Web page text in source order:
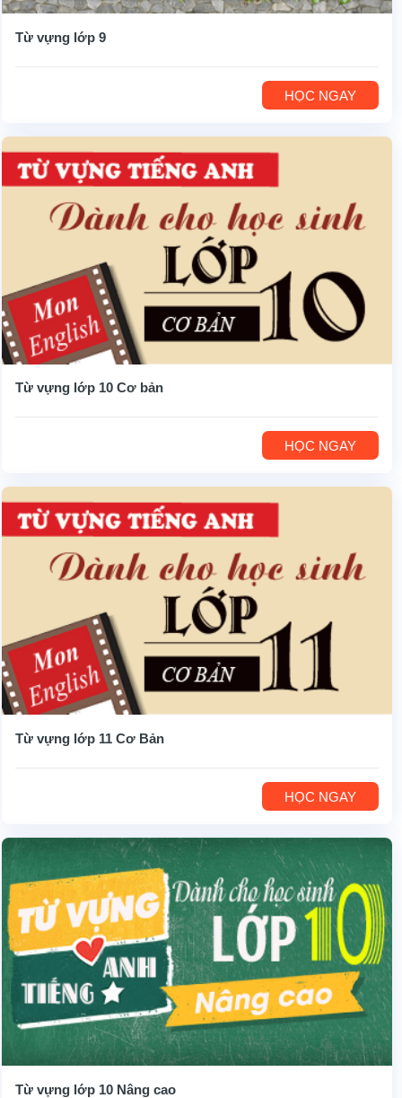
Từ vựng lớp 9
HỌC NGAY
Từ vựng lớp 10 Cơ bản
HỌC NGAY
Từ vựng lớp 11 Cơ Bản
HỌC NGAY
Từ vựng lớp 10 Nâng cao